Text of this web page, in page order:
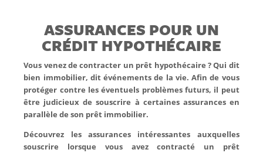
ASSURANCES POUR UN
CRÉDIT HYPOTHÉCAIRE
Vous venez de contracter un prêt hypothécaire ? Qui dit
bien immobilier, dit événements de la vie. Afin de vous
protéger contre les éventuels problèmes futurs, il peut
être judicieux de souscrire à certaines assurances en
parallèle de son prêt immobilier.
Découvrez les assurances intéressantes auxquelles
souscrire lorsque vous avez contracté un prêt